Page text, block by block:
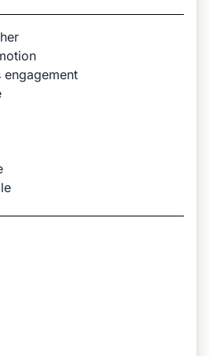
engagement